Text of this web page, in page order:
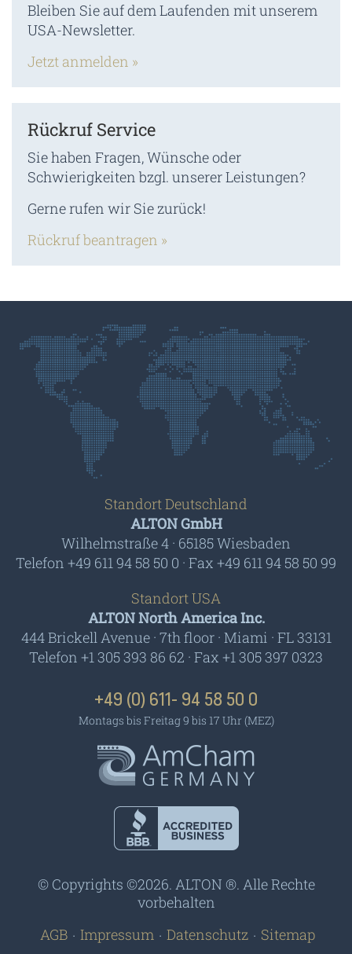
Bleiben Sie auf dem Laufenden mit unserem
USA-Newsletter.
Jetzt anmelden »
Rückruf Service
Sie haben Fragen, Wünsche oder
Schwierigkeiten bzgl. unserer Leistungen?
Gerne rufen wir Sie zurück!
Rückruf beantragen »
Standort Deutschland
ALTON GmbH
Wilhelmstraße 4 · 65185 Wiesbaden
Telefon +49 611 94 58 50 0 · Fax +49 611 94 58 50 99
Standort USA
ALTON North America Inc.
444 Brickell Avenue · 7th floor · Miami · FL 33131
Telefon +1 305 393 86 62 · Fax +1 305 397 0323
+49 (0) 611- 94 58 50 0
Montags bis Freitag 9 bis 17 Uhr (MEZ)
Business
© Copyrights ©2026. ALTON ®. Alle Rechte
vorbehalten
AGB
Impressum Datenschutz Sitemap